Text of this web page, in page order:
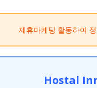
제휴마케팅 활동하여
Hostal